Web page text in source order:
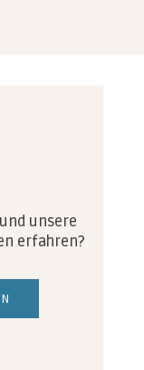
unsere
erfahren?